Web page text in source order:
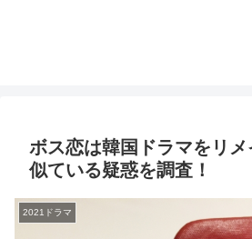
ボス恋は韓国ドラマをリ
似ている疑惑を調査！
2021ドラマ